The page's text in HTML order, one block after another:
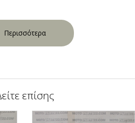
Περισσότερα
επίσης